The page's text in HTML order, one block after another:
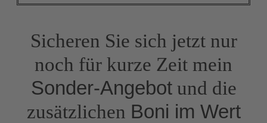
Sicheren Sie sich jetzt nur
noch für kurze Zeit mein
Sonder-Angebotund die
zusätzlichen Boni im Wert